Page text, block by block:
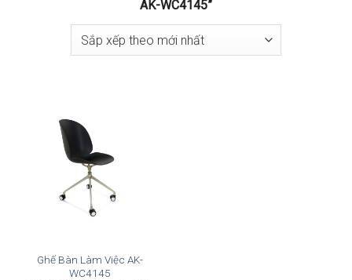
AK-WC4145”
Ghế Bàn Làm Việc AK-
WC4145